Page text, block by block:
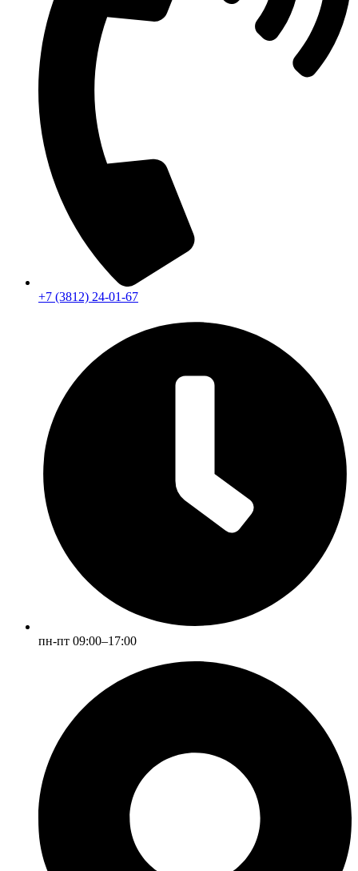
+7 (3812) 24-01-67
пн-пт 09:00–17:00